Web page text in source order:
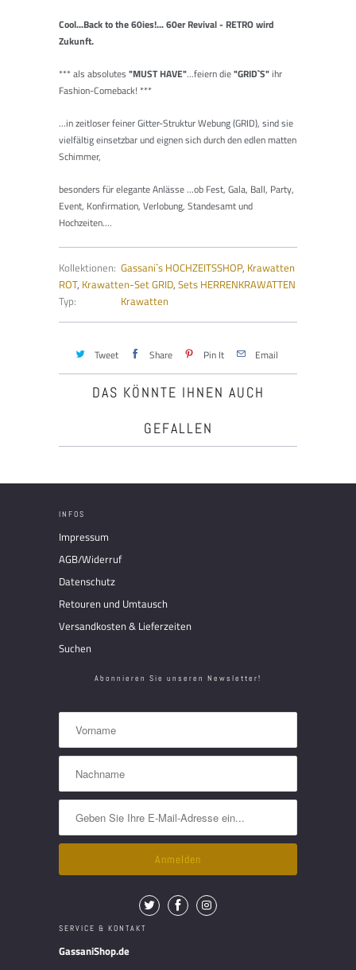
Cool...Back to the 60ies!... 60er Revival - RETRO wird
Zukunft.
***als absolutes "MUST HAVE"...feiern die"GRID`S"ihr
Fashion-Comeback! ***
...in zeitloser feiner Gitter-Struktur Webung (GRID), sind sie
vielfältig einsetzbar und eignen sich durch den edlen matten
Schimmer,
besonders für elegante Anlässe ...ob Fest, Gala, Ball, Party,
Event, Konfirmation, Verlobung, Standesamt und
Hochzeiten....
Kollektionen: Gassani`s HOCHZEITSSHOP, Krawatten
ROT, Krawatten-Set GRID, Sets HERRENKRAWATTEN
Typ:
Krawatten
Tweet Share Pin It Email
DAS KÖNNTE IHNEN AUCH
GEFALLEN
INFOS
Impressum
AGB/Widerruf
Datenschutz
Retouren und Umtausch
Versandkosten & Lieferzeiten
Suchen
Abonnieren Sie unseren Newsletter!
SERVICE & KONTAKT
GassaniShop.de